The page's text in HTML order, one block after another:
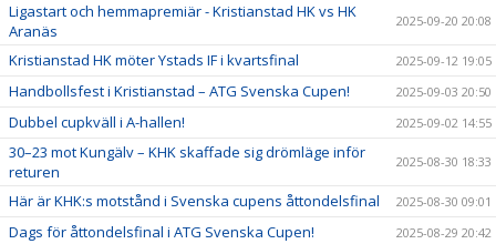
Ligastart och hemmapremiär - Kristianstad HK vs HK
Aranäs
2025-09-20 20:08
Kristianstad HK möter Ystads IF i kvartsfinal 2025-09-12 19:05
Handbollsfest i Kristianstad – ATG Svenska Cupen! 2025-09-03 20:50
Dubbel cupkväll i A-hallen! 2025-09-02 14:55
30–23 mot Kungälv – KHK skaffade sig drömläge inför
returen
2025-08-30 18:33
Här är KHK:s motstånd i Svenska cupens åttondelsfinal 2025-08-30 09:01
Dags för åttondelsfinal i ATG Svenska Cupen! 2025-08-29 20:42